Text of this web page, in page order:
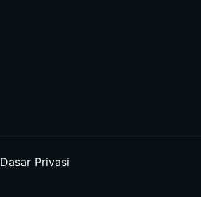
Dasar Privasi